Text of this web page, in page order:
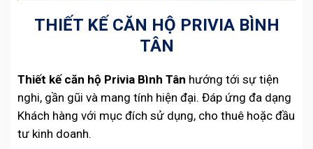
THIẾT KẾ CĂN HỘ PRIVIA BÌNH
TÂN
Thiết kế căn hộ Privia Bình Tân hướng tới sự tiện
nghi, gần gũi và mang tính hiện đại. Đáp ứng đa dạng
Khách hàng với mục đích sử dụng, cho thuê hoặc đầu
tư kinh doanh.